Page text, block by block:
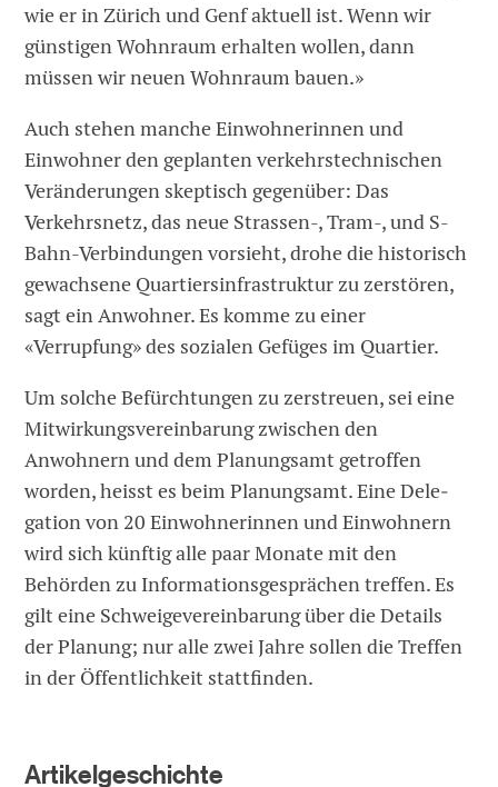
wie er in Zürich und Genf aktuell ist. Wenn wir
günstigen Wohnraum erhalten wollen, dann
müssen wir neuen Wohnraum bauen.»
Auch stehen manche Einwohnerinnen und
Einwohner den geplanten verkehrstechnischen
Veränderungen skeptisch gegenüber: Das
Verkehrsnetz, das neue Strassen-, Tram-, und S-
Bahn-Verbindungen vorsieht, drohe die historisch
gewachsene Quartiersinfrastruktur zu zerstören,
sagt ein Anwohner. Es komme zu einer
«Verrupfung» des sozialen Gefüges im Quartier.
Um solche Befürchtungen zu zerstreuen, sei eine
Mitwirkungsver­einbarung zwischen den
Anwohnern und dem Planungsamt getroffen
worden, heisst es beim Planungsamt. Eine De­le­
gation von 20 Einwohnerinnen und Einwohnern
wird sich künftig alle paar ­Monate mit den
Behörden zu In­for­ma­tionsgesprächen treffen. Es
gilt eine Schweigevereinbarung über die Details
der Planung; nur alle zwei Jahre sollen die Treffen
in der Öffentlichkeit statt­finden.
Artikelgeschichte